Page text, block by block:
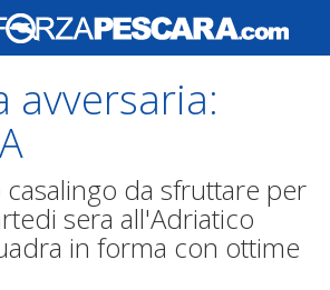
avversaria:
da sfruttare per
sera all'Adriatico
in forma con ottime